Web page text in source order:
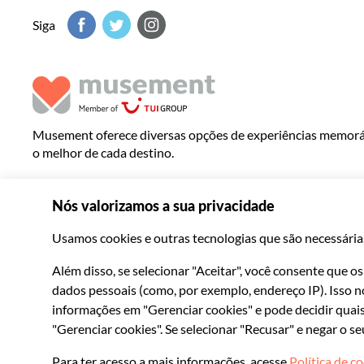
Siga
Musement oferece diversas opções de experiências
o melhor de cada destino.